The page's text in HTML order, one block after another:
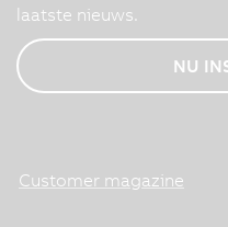
laatste nieuws.
NU
Customer magazine